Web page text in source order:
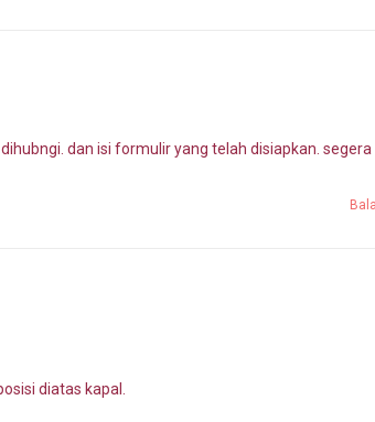
dan isi formulir yang telah disiapkan. segera
diatas kapal.